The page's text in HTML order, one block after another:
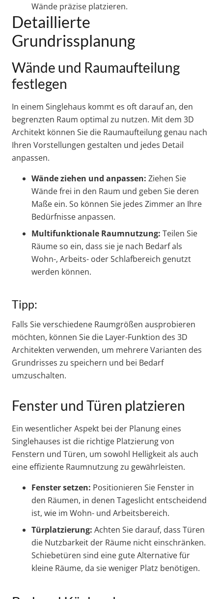
Wände präzise platzieren.
Detaillierte
Grundrissplanung
Wände und Raumaufteilung
festlegen
In einem Singlehaus kommt es oft darauf an, den
begrenzten Raum optimal zu nutzen. Mit dem 3D
Architekt können Sie die Raumaufteilung genau nach
Ihren Vorstellungen gestalten und jedes Detail
anpassen.
Wände ziehen und anpassen: Ziehen Sie
Wände frei in den Raum und geben Sie deren
Maße ein. So können Sie jedes Zimmer an Ihre
Bedürfnisse anpassen.
Multifunktionale Raumnutzung: Teilen Sie
Räume so ein, dass sie je nach Bedarf als
Wohn-, Arbeits- oder Schlafbereich genutzt
werden können.
Tipp:
Falls Sie verschiedene Raumgrößen ausprobieren
möchten, können Sie die Layer-Funktion des 3D
Architekten verwenden, um mehrere Varianten des
Grundrisses zu speichern und bei Bedarf
umzuschalten.
Fenster und Türen platzieren
Ein wesentlicher Aspekt bei der Planung eines
Singlehauses ist die richtige Platzierung von
Fenstern und Türen, um sowohl Helligkeit als auch
eine effiziente Raumnutzung zu gewährleisten.
Fenster setzen: Positionieren Sie Fenster in
den Räumen, in denen Tageslicht entscheidend
ist, wie im Wohn- und Arbeitsbereich.
Türplatzierung: Achten Sie darauf, dass Türen
die Nutzbarkeit der Räume nicht einschränken.
Schiebetüren sind eine gute Alternative für
kleine Räume, da sie weniger Platz benötigen.